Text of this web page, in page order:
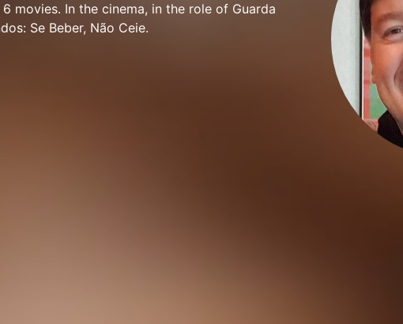
movies. In the cinema, in the role of Guarda
Se Beber, Não Ceie.